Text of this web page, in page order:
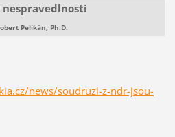
Pelikán, Ph.D.
news/soudruzi-z-ndr-jsou-